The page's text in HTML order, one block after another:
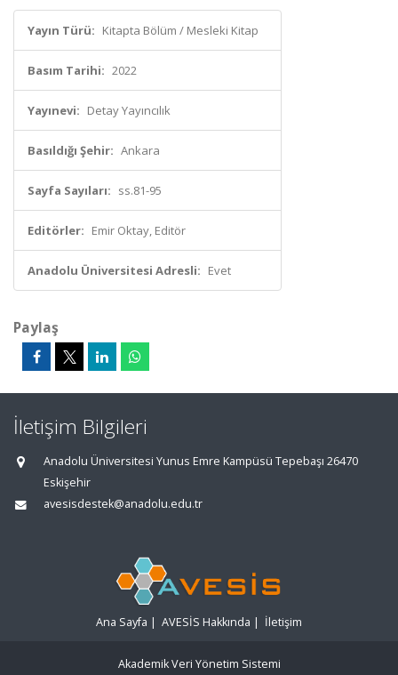
Yayın Türü: Kitapta Bölüm / Mesleki Kitap
Basım Tarihi: 2022
Yayınevi: Detay Yayıncılık
Basıldığı Şehir: Ankara
Sayfa Sayıları: ss.81-95
Editörler: Emir Oktay, Editör
Anadolu Üniversitesi Adresli: Evet
Paylaş
İletişim Bilgileri
Anadolu Üniversitesi Yunus Emre Kampüsü Tepebaşı 26470
Eskişehir
avesisdestek@anadolu.edu.tr
Ana Sayfa | AVESİS Hakkında | İletişim
Akademik Veri Yönetim Sistemi